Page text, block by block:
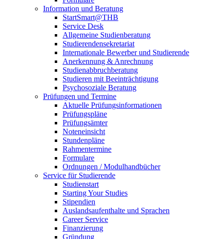
Information und Beratung
StartSmart@THB
Service Desk
Allgemeine Studienberatung
Studierendensekretariat
Internationale Bewerber und Studierende
Anerkennung & Anrechnung
Studienabbruchberatung
Studieren mit Beeinträchtigung
Psychosoziale Beratung
Prüfungen und Termine
Aktuelle Prüfungsinformationen
Prüfungspläne
Prüfungsämter
Noteneinsicht
Stundenpläne
Rahmentermine
Formulare
Ordnungen / Modulhandbücher
Service für Studierende
Studienstart
Starting Your Studies
Stipendien
Auslandsaufenthalte und Sprachen
Career Service
Finanzierung
Gründung